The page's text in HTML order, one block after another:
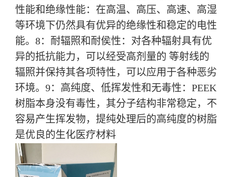
性能和绝缘性能：在高温、高压、高速、高湿
等环境下仍然具有优异的绝缘性和稳定的电性
能。 8：耐辐照和耐侯性：对各种辐射具有优
异的抵抗能力，可以经受高剂量的 等射线的
辐照并保持其各项特性，可以应用于各种恶劣
环境。 9：高纯度、低挥发性和无毒性：PEEK
树脂本身没有毒性，其分子结构非常稳定，不
容易产生挥发物，提纯处理后的高纯度的树脂
是优良的生化医疗材料